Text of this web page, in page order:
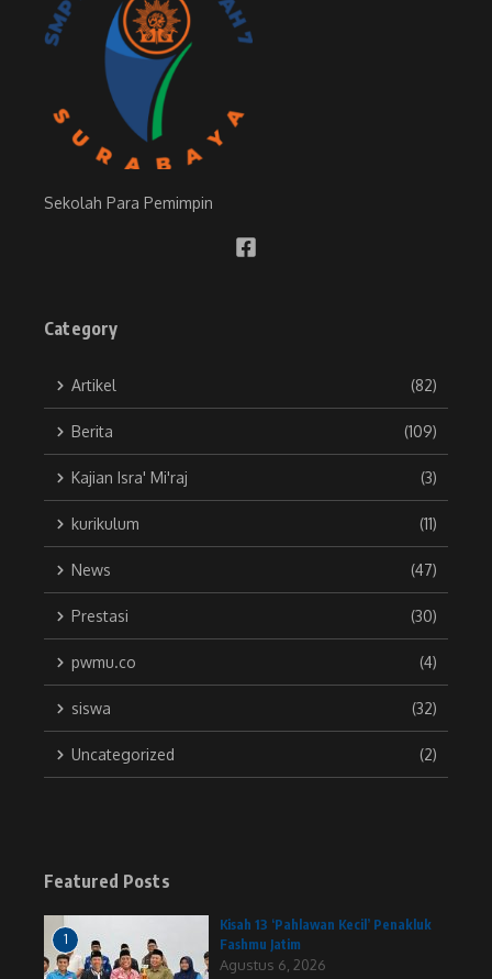
Sekolah Para Pemimpin
Category
Artikel (82)
Berita (109)
Kajian Isra' Mi'raj (3)
kurikulum (11)
News (47)
Prestasi (30)
pwmu.co (4)
siswa (32)
Uncategorized (2)
Featured Posts
1
Kisah 13 ‘Pahlawan Kecil’ Penakluk
Fashmu Jatim
Agustus 6, 2026